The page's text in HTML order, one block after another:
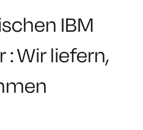
IBM
Wir liefern,